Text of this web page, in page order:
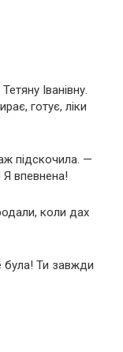
Іванівну.
готує, ліки
підскочила. —
впевнена!
коли дах
Ти завжди